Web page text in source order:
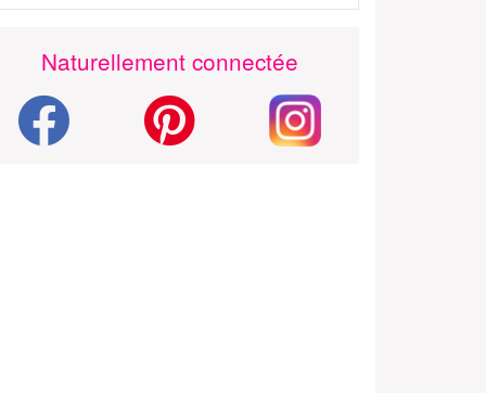
Naturellement connectée